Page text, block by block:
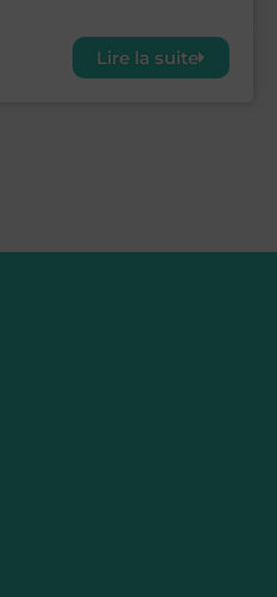
Lire la suite